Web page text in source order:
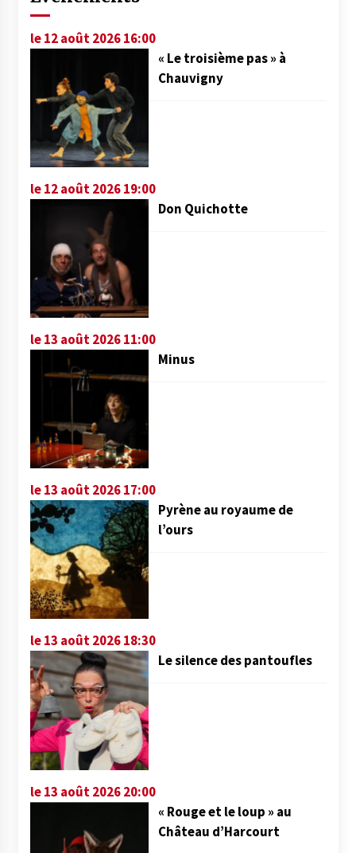
le 12 août 2026 16:00
« Le troisième pas » à
Chauvigny
le 12 août 2026 19:00
Don Quichotte
le 13 août 2026 11:00
Minus
le 13 août 2026 17:00
Pyrène au royaume de
l’ours
le 13 août 2026 18:30
Le silence des pantoufles
le 13 août 2026 20:00
« Rouge et le loup » au
Château d’Harcourt